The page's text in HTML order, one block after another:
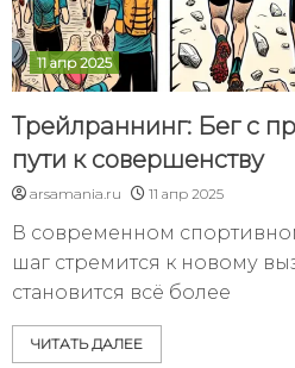
11 апр 2025
Трейлраннинг: Бег с
пути к совершенству
arsamania.ru 11 апр 2025
В современном
шаг стремится к новому
становится всё более
ЧИТАТЬ ДАЛЕЕ